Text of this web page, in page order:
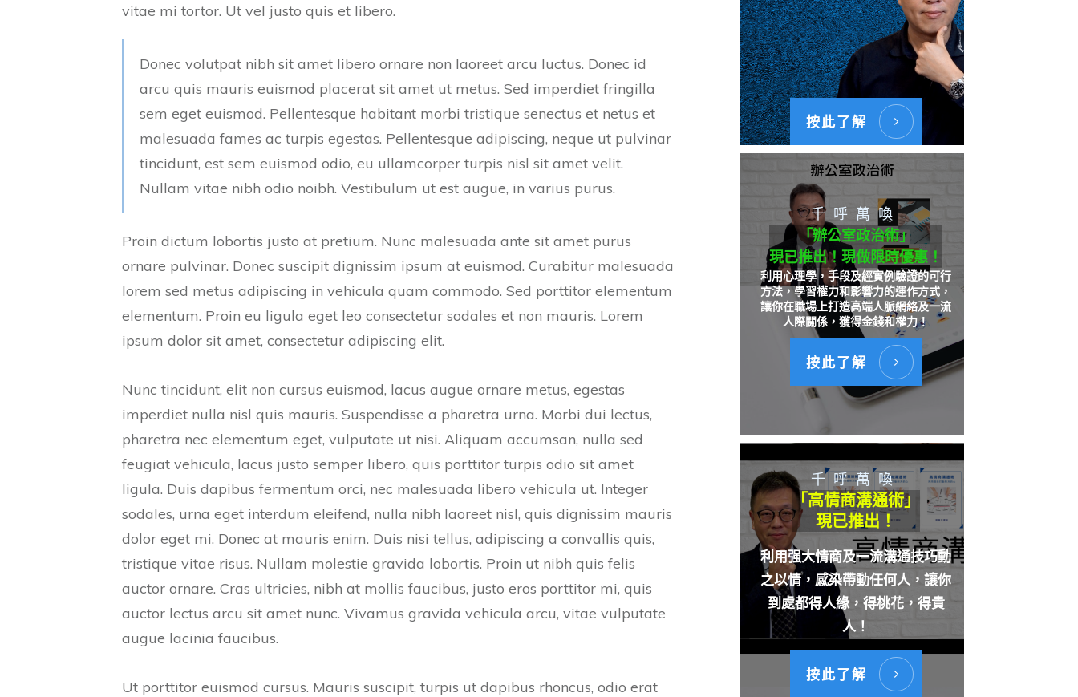
vitae mi tortor. Ut vel justo quis et libero.
Donec volutpat nibh sit amet libero ornare non laoreet arcu luctus. Donec id
arcu quis mauris euismod placerat sit amet ut metus. Sed imperdiet fringilla
sem eget euismod. Pellentesque habitant morbi tristique senectus et netus et
malesuada fames ac turpis egestas. Pellentesque adipiscing, neque ut pulvinar
tincidunt, est sem euismod odio, eu ullamcorper turpis nisl sit amet velit.
Nullam vitae nibh odio noibh. Vestibulum ut est augue, in varius purus.
Proin dictum lobortis justo at pretium. Nunc malesuada ante sit amet purus
ornare pulvinar. Donec suscipit dignissim ipsum at euismod. Curabitur malesuada
lorem sed metus adipiscing in vehicula quam commodo. Sed porttitor elementum
elementum. Proin eu ligula eget leo consectetur sodales et non mauris. Lorem
ipsum dolor sit amet, consectetur adipiscing elit.
Nunc tincidunt, elit non cursus euismod, lacus augue ornare metus, egestas
imperdiet nulla nisl quis mauris. Suspendisse a pharetra urna. Morbi dui lectus,
pharetra nec elementum eget, vulputate ut nisi. Aliquam accumsan, nulla sed
feugiat vehicula, lacus justo semper libero, quis porttitor turpis odio sit amet
ligula. Duis dapibus fermentum orci, nec malesuada libero vehicula ut. Integer
sodales, urna eget interdum eleifend, nulla nibh laoreet nisl, quis dignissim mauris
dolor eget mi. Donec at mauris enim. Duis nisi tellus, adipiscing a convallis quis,
tristique vitae risus. Nullam molestie gravida lobortis. Proin ut nibh quis felis
auctor ornare. Cras ultricies, nibh at mollis faucibus, justo eros porttitor mi, quis
auctor lectus arcu sit amet nunc. Vivamus gravida vehicula arcu, vitae vulputate
augue lacinia faucibus.
Ut porttitor euismod cursus. Mauris suscipit, turpis ut dapibus rhoncus, odio erat
按此了解
千呼萬喚
「辦公室政治術」
現已推出！現做限時優惠！
利用心理學，手段及經實例驗證的可行
方法，學習權力和影響力的運作方式，
讓你在職場上打造高端人脈網絡及一流
人際關係，獲得金錢和權力！
按此了解
千呼萬喚
「高情商溝通術」
現已推出！
利用强大情商及一流溝通技巧動
之以情，感染帶動任何人，讓你
到處都得人緣，得桃花，得貴
人！
按此了解